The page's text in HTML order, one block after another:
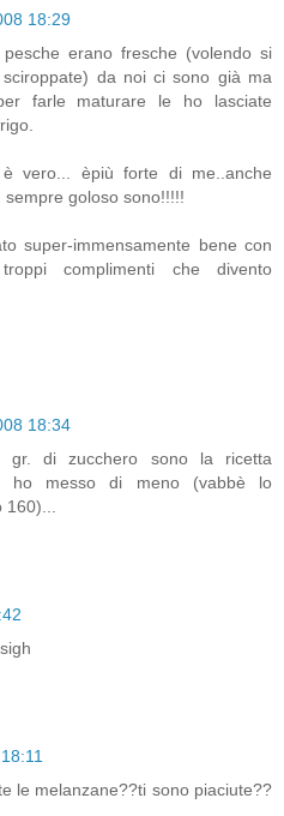
18:29
erano fresche (volendo si
da noi ci sono già ma
farle maturare le ho lasciate
vero... èpiù forte di me..anche
goloso sono!!!!!
super-immensamente bene con
complimenti che divento
18:34
gr. di zucchero sono la ricetta
ho messo di meno (vabbè lo
le melanzane??ti sono piaciute??